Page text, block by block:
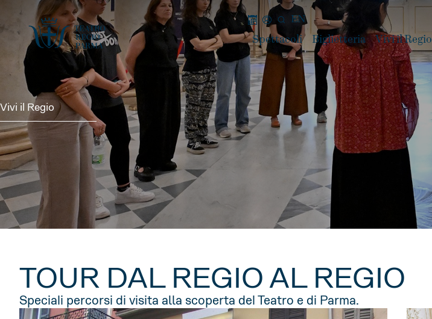
EN
Spettacoli Biglietteria Vivi il Regio
Vivi il Regio
TOUR DAL REGIO AL REGIO
Speciali percorsi di visita alla scoperta del Teatro e di Parma.